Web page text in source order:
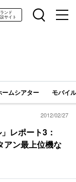
ンド
サイト
ームシアター モバイ
2012/02/27
レポート3：
ン最上位機な